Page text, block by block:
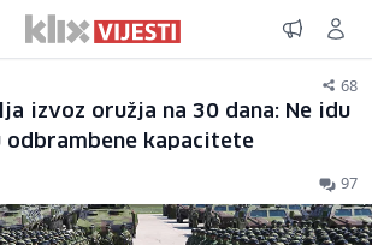
68
izvoz oružja na 30 dana: Ne idu
odbrambene kapacitete
97